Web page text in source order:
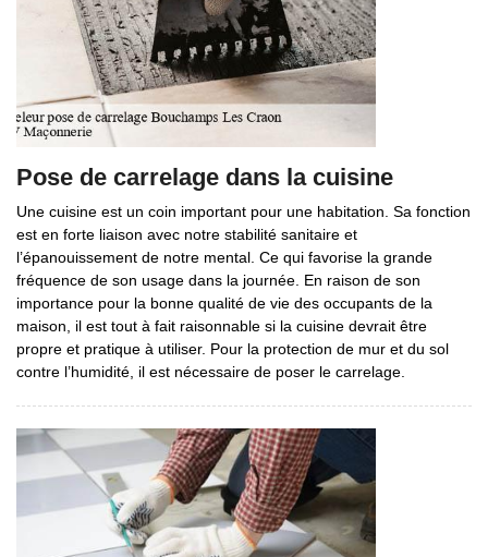
Pose de carrelage dans la cuisine
Une cuisine est un coin important pour une habitation. Sa fonction
est en forte liaison avec notre stabilité sanitaire et
l’épanouissement de notre mental. Ce qui favorise la grande
fréquence de son usage dans la journée. En raison de son
importance pour la bonne qualité de vie des occupants de la
maison, il est tout à fait raisonnable si la cuisine devrait être
propre et pratique à utiliser. Pour la protection de mur et du sol
contre l’humidité, il est nécessaire de poser le carrelage.